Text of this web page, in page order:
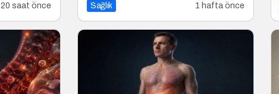
20 saat önce Sağlık 1 hafta önce